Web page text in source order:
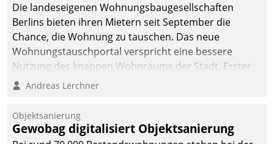
Die landeseigenen Wohnungsbaugesellschaften
Berlins bieten ihren Mietern seit September die
Chance, die Wohnung zu tauschen. Das neue
Wohnungstauschportal verspricht eine bessere
Nutzung des knappen Wohnraums der Stadt. Erster
Anwendungsfall für Datatrains Lösung API-Hub mit
Unternehmen.
Andreas Lerchner
Objektsanierung
Gewobag digitalisiert Objektsanierung